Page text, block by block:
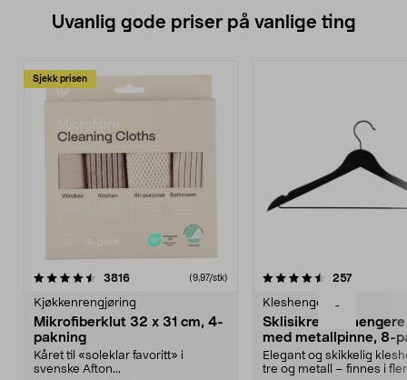
-
Uvanlig gode priser på vanlige ting
Sjekk prisen
3816anmeldelser(9,97/stk)
Kjøkkenrengjøring
Mikrofiberklut 32 x 31 cm, 4-
pakning
Kåret til «soleklar favoritt» i
svenske Afton...
4.5av 5 stjerner 257
Kleshengere
Sklisikre
med metallpinne, 8-
Elegant og skikkelig
tre og metall – finnes i
4.5av 5 stjerner